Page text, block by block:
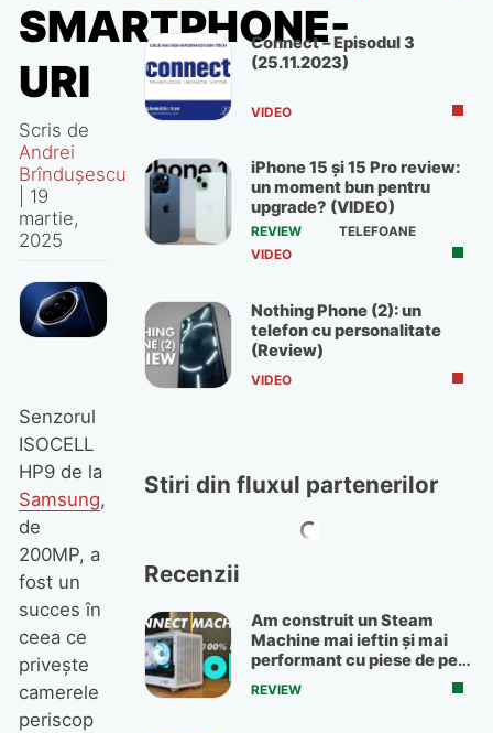
SMARTPHONE-
URI
Scris de
Andrei
Brîndușescu
19
martie,
2025
Senzorul
ISOCELL
HP9 de la
Samsung,
de
200MP, a
fost un
succes în
ceea ce
privește
camerele
periscop
Connect – Episodul 3
(25.11.2023)
VIDEO
iPhone 15 și 15 Pro review:
un moment bun pentru
upgrade? (VIDEO)
REVIEW
TELEFOANE
VIDEO
Nothing Phone (2): un
telefon cu personalitate
(Review)
VIDEO
Stiri din fluxul partenerilor
Recenzii
Am construit un Steam
Machine mai ieftin și mai
performant cu piese de pe
OLX
REVIEW